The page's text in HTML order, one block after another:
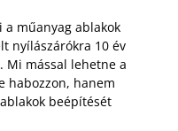
a műanyag ablakok
nyílászárókra 10 év
Mi mással lehetne a
habozzon, hanem
beépítését